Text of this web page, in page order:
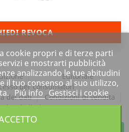
cookie propri e di terze parti
e mostrarti pubblicità
analizzando le tue abitudini
il tuo consenso al suo utilizzo,
Piú info Gestisci i cookie
REVOCA
Editoriale
per consumatori
dei dati
Condizioni di vendita
di IVA e